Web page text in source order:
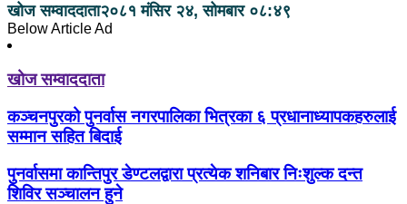
खोज सम्वाददाता२०८१ मंसिर २४, सोमबार ०८:४९
Below Article Ad
खोज सम्वाददाता
कञ्चनपुरको पुनर्वास नगरपालिका भित्रका ६ प्रधानाध्यापकहरुलाई
सम्मान सहित बिदाई
पुनर्वासमा कान्तिपुर डेण्टलद्वारा प्रत्येक शनिबार निःशुल्क दन्त
शिविर सञ्चालन हुने